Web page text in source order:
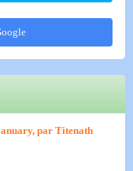
par Titenath